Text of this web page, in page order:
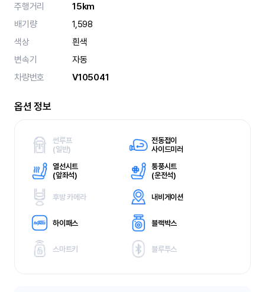
주행거리
15km
배기량
1,598
색상
흰색
변속기
자동
차량번호
V105041
옵션 정보
썬루프
(일반)
전동접이
사이드미러
열선시트
(앞좌석)
통풍시트
(운전석)
후방 카메라 내비게이션
하이패스 블랙박스
스마트키 블루투스